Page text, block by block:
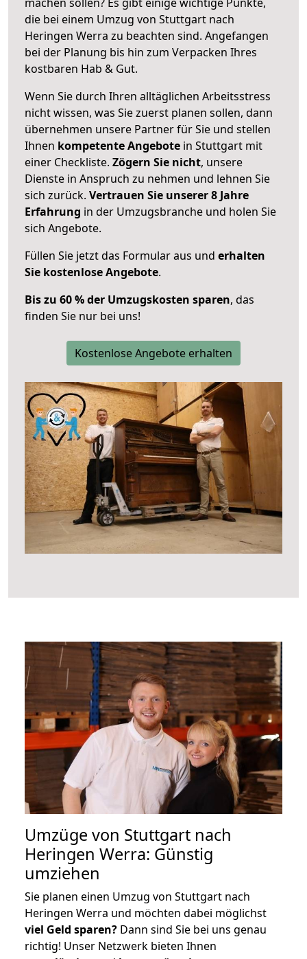
die bei einem Umzug von Stuttgart nach
Heringen Werra zu beachten sind. Angefangen
bei der Planung bis hin zum Verpacken Ihres
kostbaren Hab & Gut.
Wenn Sie durch Ihren alltäglichen Arbeitsstress
nicht wissen, was Sie zuerst planen sollen, dann
übernehmen unsere Partner für Sie und stellen
Ihnen kompetente Angebote in Stuttgart mit
einer Checkliste. Zögern Sie nicht, unsere
Dienste in Anspruch zu nehmen und lehnen Sie
sich zurück. Vertrauen Sie unserer 8 Jahre
Erfahrung in der Umzugsbranche und holen Sie
sich Angebote.
Füllen Sie jetzt das Formular aus und erhalten
Sie kostenlose Angebote.
Bis zu 60 % der Umzugskosten sparen, das
finden Sie nur bei uns!
Kostenlose Angebote erhalten
Umzüge von Stuttgart nach
Heringen Werra: Günstig
umziehen
Sie planen einen Umzug von Stuttgart nach
Heringen Werra und möchten dabei möglichst
viel Geld sparen? Dann sind Sie bei uns genau
richtig! Unser Netzwerk bieten Ihnen